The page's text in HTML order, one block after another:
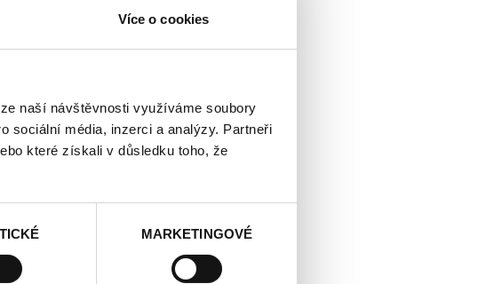
Více o cookies
naší návštěvnosti využíváme soubory
sociální média, inzerci a analýzy. Partneři
které získali v důsledku toho, že
MARKETINGOVÉ
předmětů a také zkoušky